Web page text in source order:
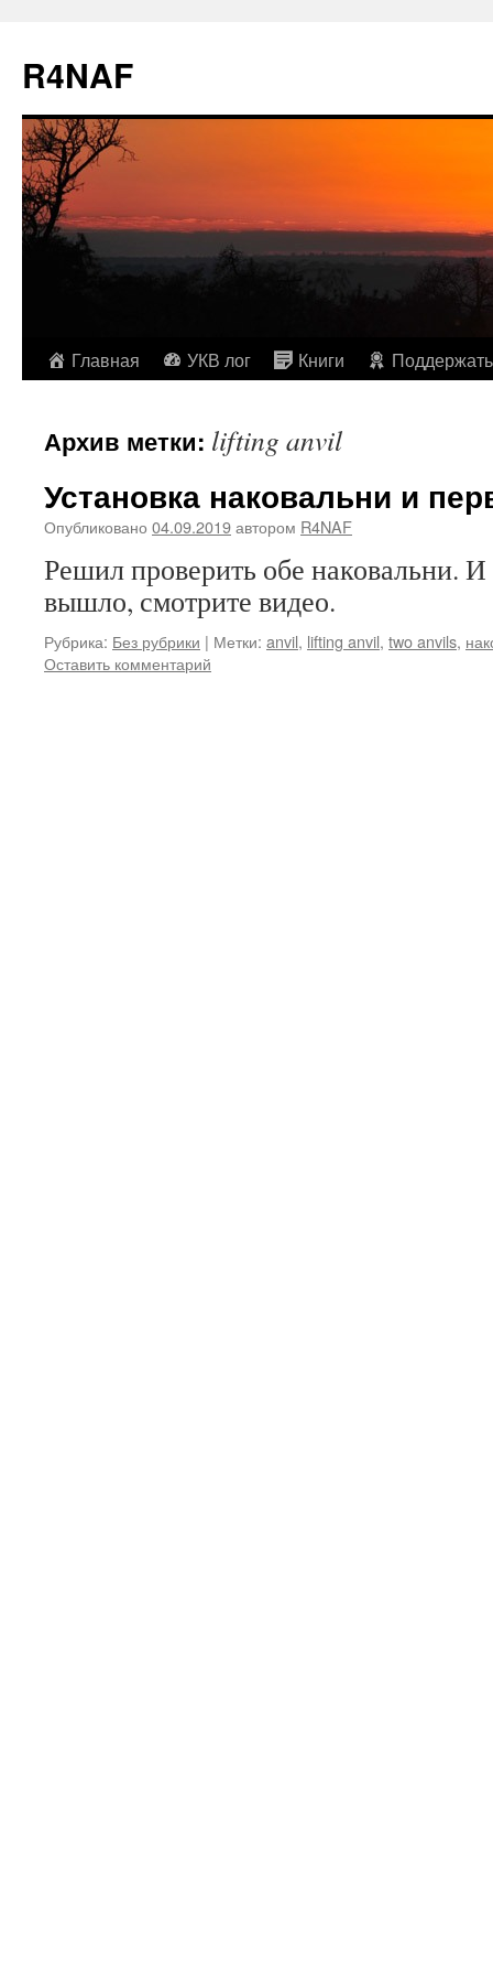
R4NAF
Перейти
содержимому
Главная УКВ лог Книги Поддержать
Архив метки: lifting anvil
Установка наковальни и
Опубликовано 04.09.2019автором R4NAF
Решил проверить обе наковальни. И
вышло, смотрите видео.
Рубрика: Без рубрики | Метки: anvil, lifting anvil, two anvils,
Оставить комментарий